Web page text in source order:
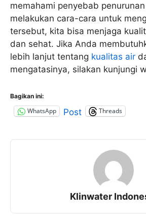
memahami penyebab
melakukan cara-cara untuk
tersebut, kita bisa menjaga
dan sehat. Jika Anda
lebih lanjut tentang kualitas air
mengatasinya, silakan kunjungi
Bagikan ini:
WhatsApp Post Threads
Klinwater